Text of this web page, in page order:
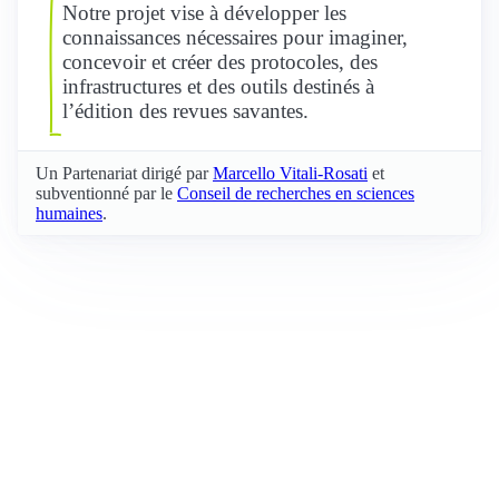
Notre projet vise à développer les
connaissances nécessaires pour imaginer,
concevoir et créer des protocoles, des
infrastructures et des outils destinés à
l’édition des revues savantes.
Un Partenariat dirigé parMarcello Vitali-Rosati et
subventionné par le Conseil de recherches en sciences
humaines.